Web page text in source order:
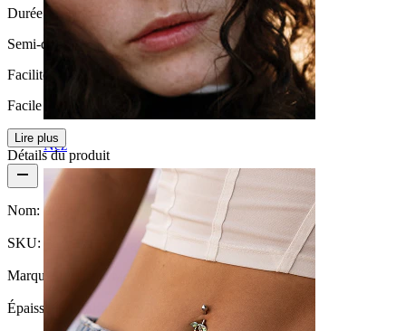
Nez
Durée de vie
Semi-durable
Facilité d'utilisation
Facile
Lire plus
Détails du produit
Nom: Piercing pour le nombril avec un joli pendentif
SKU:
Marque: Bodymod Moments
Épaisseur du fil: 1,6 mm